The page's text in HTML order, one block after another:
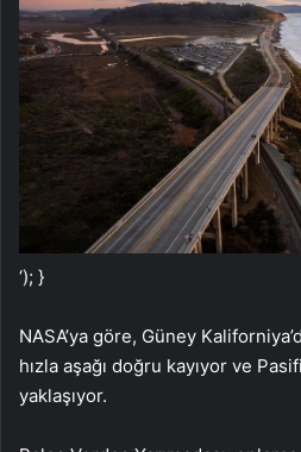
‘); }
NASA’ya göre, Güney
hızla aşağı doğru kayıyor ve
yaklaşıyor.